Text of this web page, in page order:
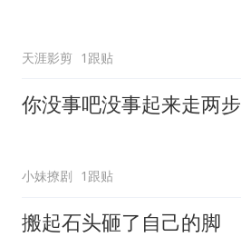
天涯影剪 1跟贴
你没事吧没事起来走两步
小妹撩剧 1跟贴
搬起石头砸了自己的脚